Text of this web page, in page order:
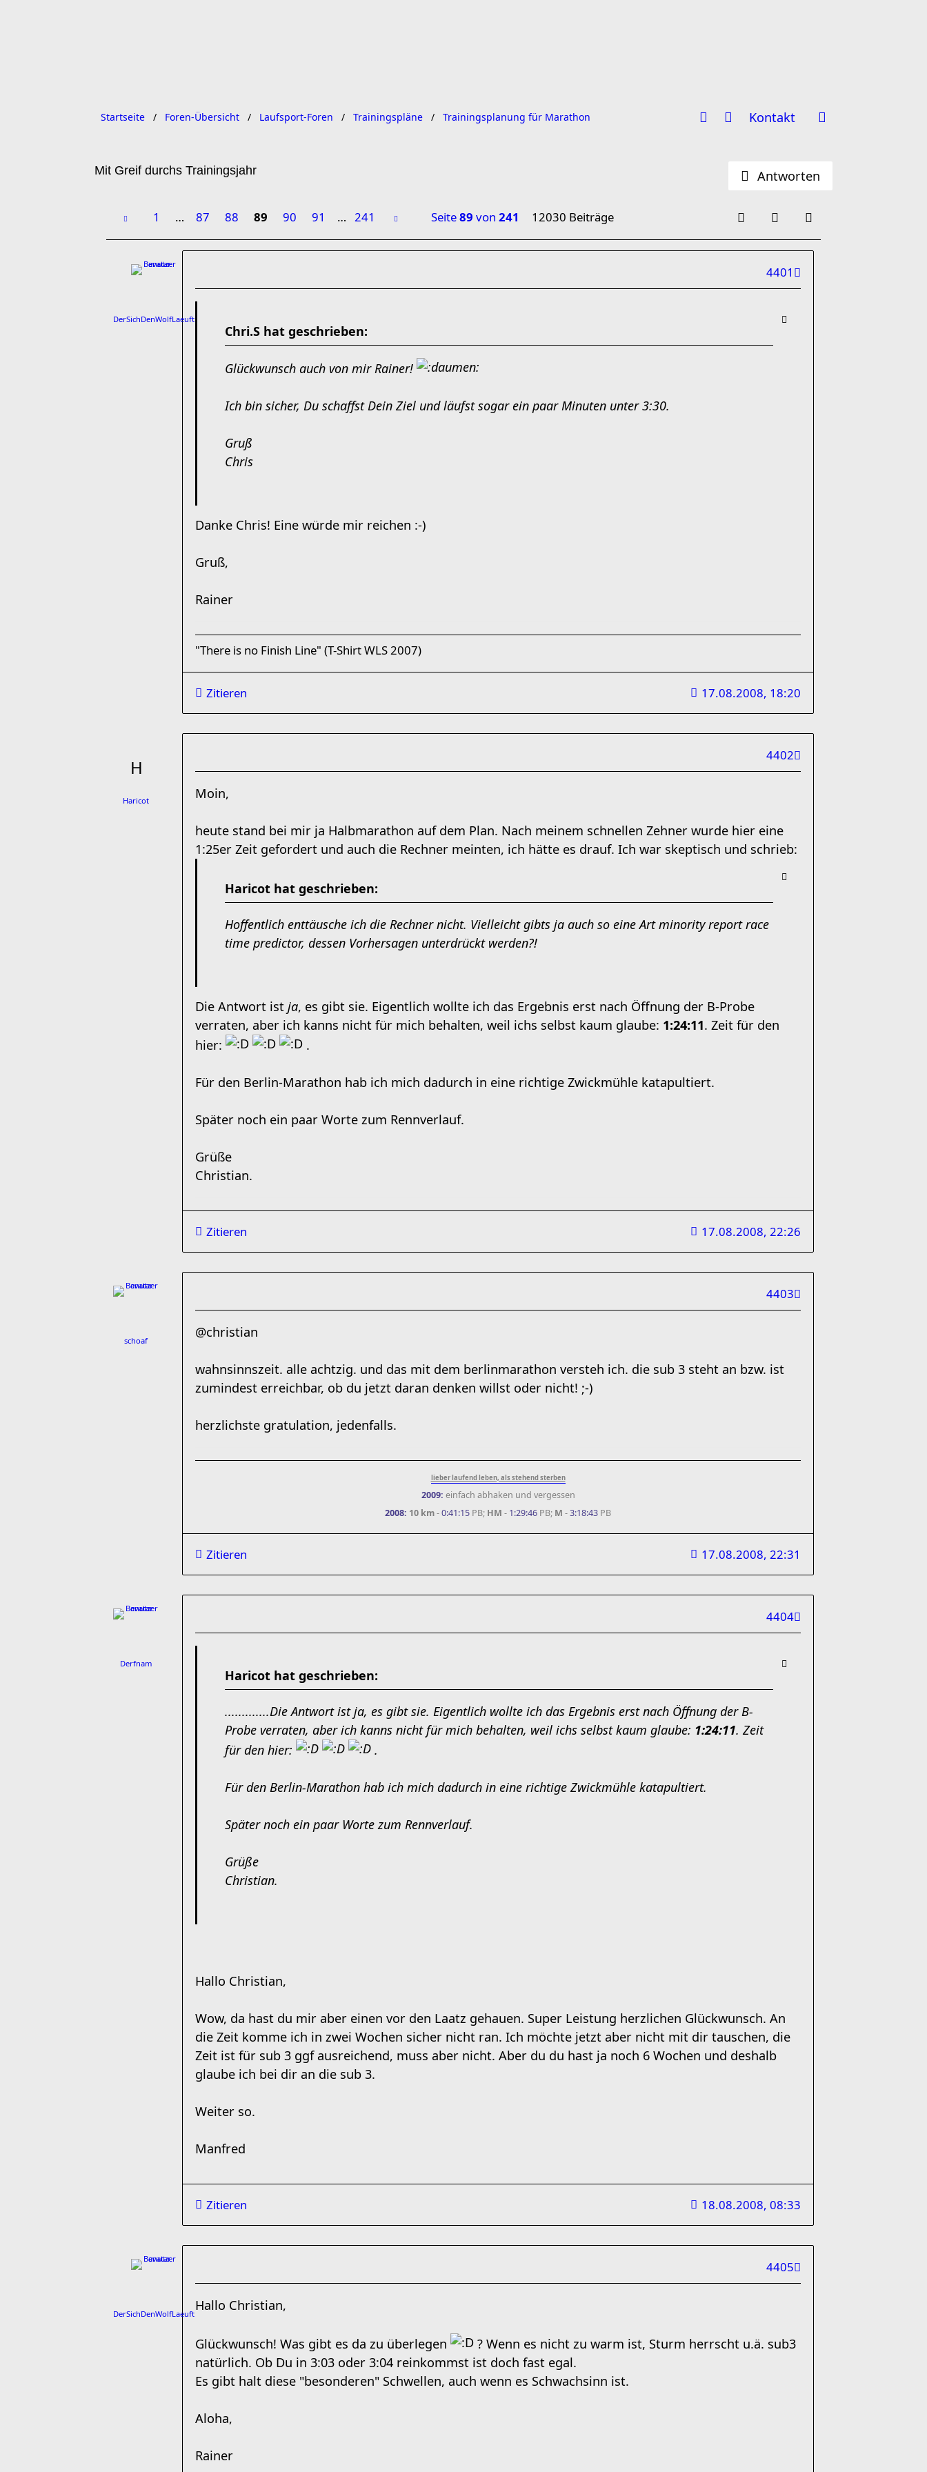
Kontakt
Startseite Foren-Übersicht Laufsport-Foren Trainingspläne Trainingsplanung für Marathon
Mit Greif durchs Trainingsjahr Antworten
1 … 87 88 89 90 91 … 241 Seite89 von 241 12030 Beiträge
DerSichDenWolfLaeuft
4401
Chri.S hat geschrieben:
Glückwunsch auch von mir Rainer!
Ich bin sicher, Du schaffst Dein Ziel und läufst sogar ein paar Minuten unter 3:30.
Gruß
Chris
Danke Chris! Eine würde mir reichen :-)
Gruß,
Rainer
"There is no Finish Line" (T-Shirt WLS 2007)
Zitieren 17.08.2008, 18:20
Haricot
4402
Moin,
heute stand bei mir ja Halbmarathon auf dem Plan. Nach meinem schnellen Zehner wurde hier eine
1:25er Zeit gefordert und auch die Rechner meinten, ich hätte es drauf. Ich war skeptisch und schrieb:
Haricot hat geschrieben:
Hoffentlich enttäusche ich die Rechner nicht. Vielleicht gibts ja auch so eine Art minority report race
time predictor, dessen Vorhersagen unterdrückt werden?!
Die Antwort ist ja, es gibt sie. Eigentlich wollte ich das Ergebnis erst nach Öffnung der B-Probe
verraten, aber ich kanns nicht für mich behalten, weil ichs selbst kaum glaube: 1:24:11. Zeit für den
hier:
.
Für den Berlin-Marathon hab ich mich dadurch in eine richtige Zwickmühle katapultiert.
Später noch ein paar Worte zum Rennverlauf.
Grüße
Christian.
Zitieren 17.08.2008, 22:26
schoaf
4403
@christian
wahnsinnszeit. alle achtzig. und das mit dem berlinmarathon versteh ich. die sub 3 steht an bzw. ist
zumindest erreichbar, ob du jetzt daran denken willst oder nicht! ;-)
herzlichste gratulation, jedenfalls.
lieber laufend leben, als stehend sterben
2009: einfach abhaken und vergessen
2008: 10 km-0:41:15 PB; HM - 1:29:46 PB; M -3:18:43 PB
Zitieren 17.08.2008, 22:31
Derfnam
4404
Haricot hat geschrieben:
.............Die Antwort istja, es gibt sie. Eigentlich wollte ich das Ergebnis erst nach Öffnung der B-
Probe verraten, aber ich kanns nicht für mich behalten, weil ichs selbst kaum glaube: 1:24:11. Zeit
für den hier:
.
Für den Berlin-Marathon hab ich mich dadurch in eine richtige Zwickmühle katapultiert.
Später noch ein paar Worte zum Rennverlauf.
Grüße
Christian.
Hallo Christian,
Wow, da hast du mir aber einen vor den Laatz gehauen. Super Leistung herzlichen Glückwunsch. An
die Zeit komme ich in zwei Wochen sicher nicht ran. Ich möchte jetzt aber nicht mit dir tauschen, die
Zeit ist für sub 3 ggf ausreichend, muss aber nicht. Aber du du hast ja noch 6 Wochen und deshalb
glaube ich bei dir an die sub 3.
Weiter so.
Manfred
Zitieren 18.08.2008, 08:33
DerSichDenWolfLaeuft
4405
Hallo Christian,
Glückwunsch! Was gibt es da zu überlegen
? Wenn es nicht zu warm ist, Sturm herrscht u.ä. sub3
natürlich. Ob Du in 3:03 oder 3:04 reinkommst ist doch fast egal.
Es gibt halt diese "besonderen" Schwellen, auch wenn es Schwachsinn ist.
Aloha,
Rainer